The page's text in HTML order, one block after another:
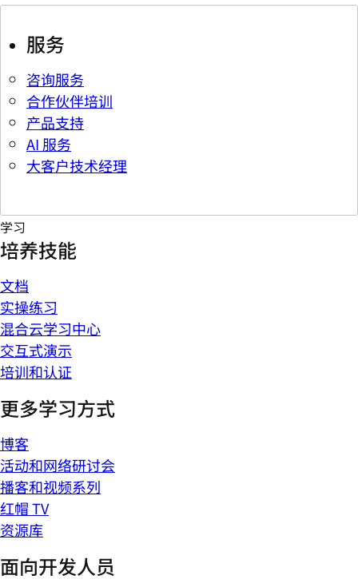
服务
咨询服务
合作伙伴培训
产品支持
AI 服务
大客户技术经理
学习
培养技能
文档
实操练习
混合云学习中心
交互式演示
培训和认证
更多学习方式
博客
活动和网络研讨会
播客和视频系列
红帽 TV
资源库
面向开发人员